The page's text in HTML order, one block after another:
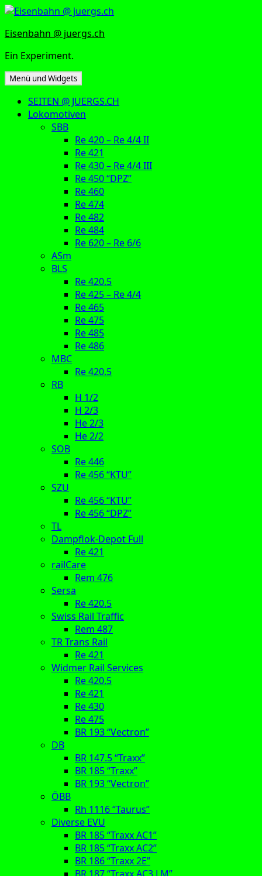
Zum
springen
Eisenbahn @ juergs.ch
Ein Experiment.
Menü und Widgets
SEITEN @ JUERGS.CH
Lokomotiven
SBB
Re 420 – Re 4/4 II
Re 421
Re 430 – Re 4/4 III
Re 450 “DPZ”
Re 460
Re 474
Re 482
Re 484
Re 620 – Re 6/6
ASm
BLS
Re 420.5
Re 425 – Re 4/4
Re 465
Re 475
Re 485
Re 486
MBC
Re 420.5
RB
H 1/2
H 2/3
He 2/3
He 2/2
SOB
Re 446
Re 456 “KTU”
SZU
Re 456 “KTU”
Re 456 “DPZ”
TL
Dampflok-Depot Full
Re 421
railCare
Rem 476
Sersa
Re 420.5
Swiss Rail Traffic
Rem 487
TR Trans Rail
Re 421
Widmer Rail Services
Re 420.5
Re 421
Re 430
Re 475
BR 193 “Vectron”
DB
BR 147.5 “Traxx”
BR 185 “Traxx”
BR 193 “Vectron”
ÖBB
Rh 1116 “Taurus”
Diverse EVU
BR 185 “Traxx AC1”
BR 185 “Traxx AC2”
BR 186 “Traxx 2E”